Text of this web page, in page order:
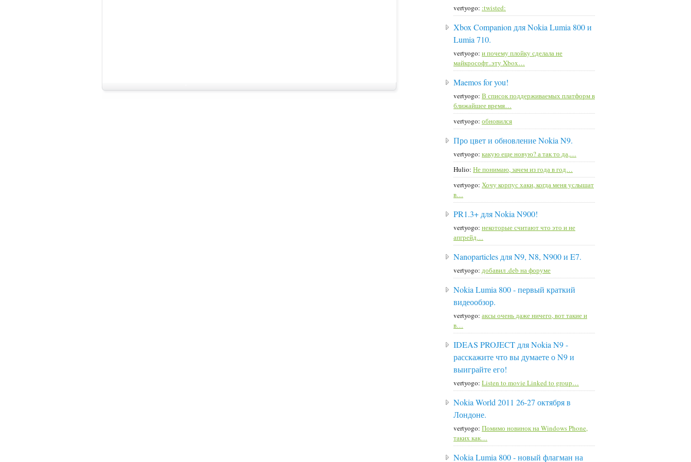
vertyogo: :twisted:
Xbox Companion для Nokia Lumia 800 и
Lumia 710.
vertyogo: и почему плойку сделала не
майкрософт..эту Xbox…
Maemos for you!
vertyogo: В список поддерживаемых платформ в
ближайшее время…
vertyogo: обновился
Про цвет и обновление Nokia N9.
vertyogo: какую еще новую? а так то да,…
Hulio: Не понимаю, зачем из года в год…
vertyogo: Хочу корпус хаки, когда меня услышат
в…
PR1.3+ для Nokia N900!
vertyogo: некоторые считают что это и не
апгрейд…
Nanoparticles для N9, N8, N900 и E7.
vertyogo: добавил .deb на форуме
Nokia Lumia 800 - первый краткий
видеообзор.
vertyogo: аксы очень даже ничего, вот такие и
в…
IDEAS PROJECT для Nokia N9 -
расскажите что вы думаете о N9 и
выиграйте его!
vertyogo: Listen to movie Linked to group…
Nokia World 2011 26-27 октября в
Лондоне.
vertyogo: Помимо новинок на Windows Phone,
таких как…
Nokia Lumia 800 - новый флагман на